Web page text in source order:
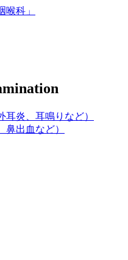
耳炎、耳鳴りなど）
鼻出血など）